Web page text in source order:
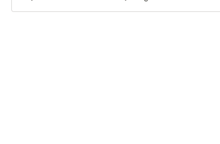
「祝！ボイスメッセージ」 以上、3本立てをお送り